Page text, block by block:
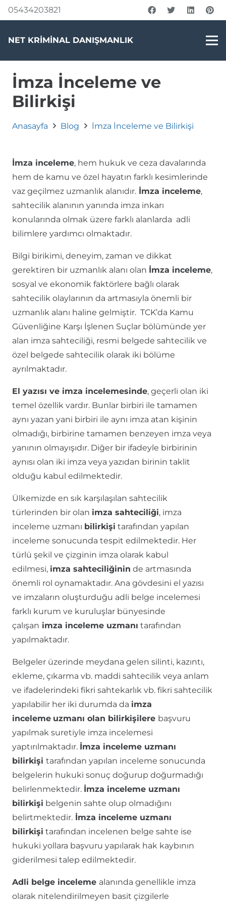
05434203821
NET KRİMİNAL DANIŞMANLIK
İmza İnceleme ve
Bilirkişi
Anasayfa Blog İmza İnceleme ve Bilirkişi
İmza inceleme, hem hukuk ve ceza davalarında
hem de kamu ve özel hayatın farklı kesimlerinde
vaz geçilmez uzmanlık alanıdır. İmza inceleme,
sahtecilik alanının yanında imza inkarı
konularında olmak üzere farklı alanlarda adli
bilimlere yardımcı olmaktadır.
Bilgi birikimi, deneyim, zaman ve dikkat
gerektiren bir uzmanlık alanı olan İmza inceleme,
sosyal ve ekonomik faktörlere bağlı olarak
sahtecilik olaylarının da artmasıyla önemli bir
uzmanlık alanı haline gelmiştir. TCK’da Kamu
Güvenliğine Karşı İşlenen Suçlar bölümünde yer
alan imza sahteciliği, resmi belgede sahtecilik ve
özel belgede sahtecilik olarak iki bölüme
ayrılmaktadır.
El yazısı ve imza incelemesinde, geçerli olan iki
temel özellik vardır. Bunlar birbiri ile tamamen
aynı yazan yani birbiri ile aynı imza atan kişinin
olmadığı, birbirine tamamen benzeyen imza veya
yanının olmayışıdır. Diğer bir ifadeyle birbirinin
aynısı olan iki imza veya yazıdan birinin taklit
olduğu kabul edilmektedir.
Ülkemizde en sık karşılaşılan sahtecilik
türlerinden bir olan imza sahteciliği, imza
inceleme uzmanı bilirkişi tarafından yapılan
inceleme sonucunda tespit edilmektedir. Her
türlü şekil ve çizginin imza olarak kabul
edilmesi, imza sahteciliğinin de artmasında
önemli rol oynamaktadır. Ana gövdesini el yazısı
ve imzaların oluşturduğu adli belge incelemesi
farklı kurum ve kuruluşlar bünyesinde
çalışan imza inceleme uzmanı tarafından
yapılmaktadır.
Belgeler üzerinde meydana gelen silinti, kazıntı,
ekleme, çıkarma vb. maddi sahtecilik veya anlam
ve ifadelerindeki fikri sahtekarlık vb. fikri sahtecilik
yapılabilir her iki durumda da imza
inceleme uzmanı olan bilirkişilere başvuru
yapılmak suretiyle imza incelemesi
yaptırılmaktadır. İmza inceleme uzmanı
bilirkişi tarafından yapılan inceleme sonucunda
belgelerin hukuki sonuç doğurup doğurmadığı
belirlenmektedir. İmza inceleme uzmanı
bilirkişi belgenin sahte olup olmadığını
belirtmektedir. İmza inceleme uzmanı
bilirkişi tarafından incelenen belge sahte ise
hukuki yollara başvuru yapılarak hak kaybının
giderilmesi talep edilmektedir.
Adli belge inceleme alanında genellikle imza
olarak nitelendirilmeyen basit çizgilerle